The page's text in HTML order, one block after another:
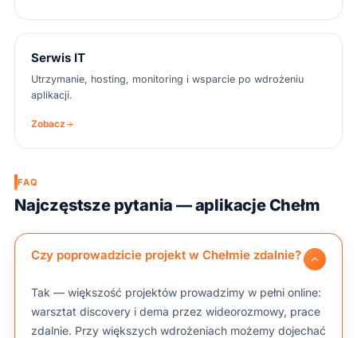
Serwis IT
Utrzymanie, hosting, monitoring i wsparcie po wdrożeniu
aplikacji.
Zobacz
FAQ
Najczęstsze pytania — aplikacje Chełm
Czy poprowadzicie projekt w Chełmie zdalnie?
Tak — większość projektów prowadzimy w pełni online:
warsztat discovery i dema przez wideorozmowy, prace
zdalnie. Przy większych wdrożeniach możemy dojechać